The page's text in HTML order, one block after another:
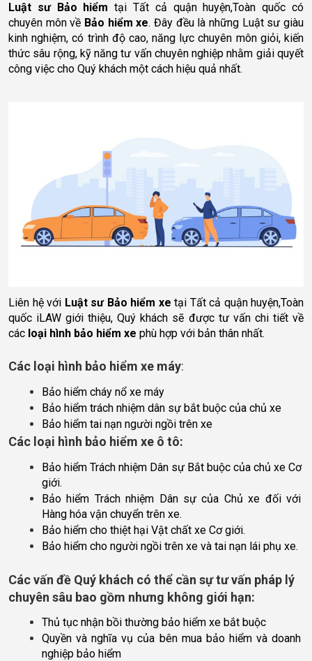
Luật sư Bảo hiểm tại Tất cả quận huyện,Toàn quốc có
chuyên môn về Bảo hiểm xe. Đây đều là những Luật sư giàu
kinh nghiệm, có trình độ cao, năng lực chuyên môn giỏi, kiến
thức sâu rộng, kỹ năng tư vấn chuyên nghiệp nhằm giải quyết
công việc cho Quý khách một cách hiệu quả nhất.
Liên hệ với Luật sư Bảo hiểm xe tại Tất cả quận huyện,Toàn
quốc iLAW giới thiệu, Quý khách sẽ được tư vấn chi tiết về
các loại hình bảo hiểm xe phù hợp với bản thân nhất.
Các loại hình bảo hiểm xe máy:
Bảo hiểm cháy nổ xe máy
Bảo hiểm trách nhiệm dân sự bắt buộc của chủ xe
Bảo hiểm tai nạn người ngồi trên xe
Các loại hình bảo hiểm xe ô tô:
Bảo hiểm Trách nhiệm Dân sự Bắt buộc của chủ xe Cơ
giới.
Bảo hiểm Trách nhiệm Dân sự của Chủ xe đối với
Hàng hóa vận chuyển trên xe.
Bảo hiểm cho thiệt hại Vật chất xe Cơ giới.
Bảo hiểm cho người ngồi trên xe và tai nạn lái phụ xe.
Các vấn đề Quý khách có thể cần sự tư vấn pháp lý
chuyên sâu bao gồm nhưng không giới hạn:
Thủ tục nhận bồi thường bảo hiểm xe bắt buộc
Quyền và nghĩa vụ của bên mua bảo hiểm và doanh
nghiệp bảo hiểm